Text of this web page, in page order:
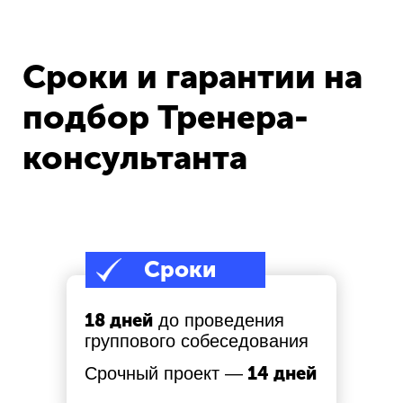
Собственная база с
платными и бесплатными
Быстрые результаты -
первые резюме уже на
следующий день
4
6
Сроки и гарантии на
подбор Тренера-
консультанта
18 дней до проведения
группового собеседования
Срочный проект — 14 дней
Сроки